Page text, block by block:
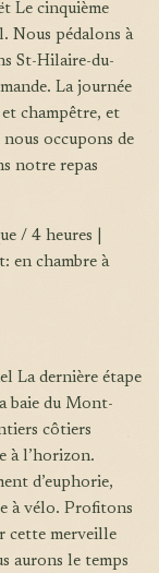
Nous pédalons à
St-Hilaire-du-
La journée
et champêtre, et
occupons de
notre repas
en chambre à
baie du Mont-
côtiers
à l’horizon.
d’euphorie,
à vélo. Profitons
cette merveille
aurons le temps